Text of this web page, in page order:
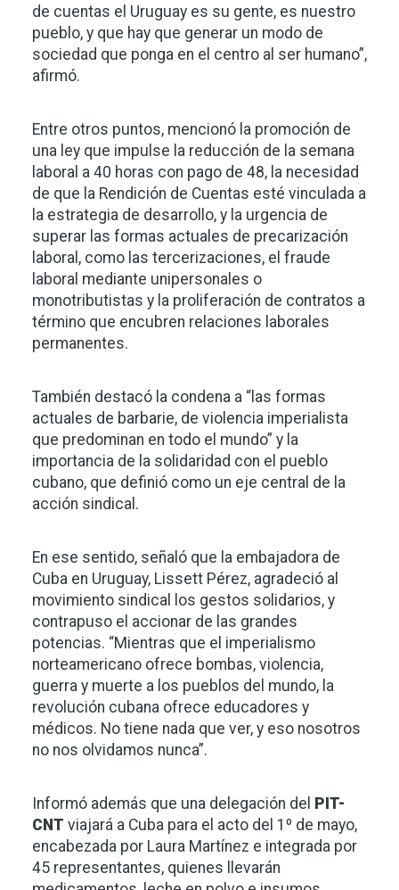
de cuentas el Uruguay es su gente, es nuestro
pueblo, y que hay que generar un modo de
sociedad que ponga en el centro al ser humano”,
afirmó.
Entre otros puntos, mencionó la promoción de
una ley que impulse la reducción de la semana
laboral a 40 horas con pago de 48, la necesidad
de que la Rendición de Cuentas esté vinculada a
la estrategia de desarrollo, y la urgencia de
superar las formas actuales de precarización
laboral, como las tercerizaciones, el fraude
laboral mediante unipersonales o
monotributistas y la proliferación de contratos a
término que encubren relaciones laborales
permanentes.
También destacó la condena a “las formas
actuales de barbarie, de violencia imperialista
que predominan en todo el mundo” y la
importancia de la solidaridad con el pueblo
cubano, que definió como un eje central de la
acción sindical.
En ese sentido, señaló que la embajadora de
Cuba en Uruguay, Lissett Pérez, agradeció al
movimiento sindical los gestos solidarios, y
contrapuso el accionar de las grandes
potencias. “Mientras que el imperialismo
norteamericano ofrece bombas, violencia,
guerra y muerte a los pueblos del mundo, la
revolución cubana ofrece educadores y
médicos. No tiene nada que ver, y eso nosotros
no nos olvidamos nunca”.
Informó además que una delegación del PIT-
CNT viajará a Cuba para el acto del 1º de mayo,
encabezada por Laura Martínez e integrada por
45 representantes, quienes llevarán